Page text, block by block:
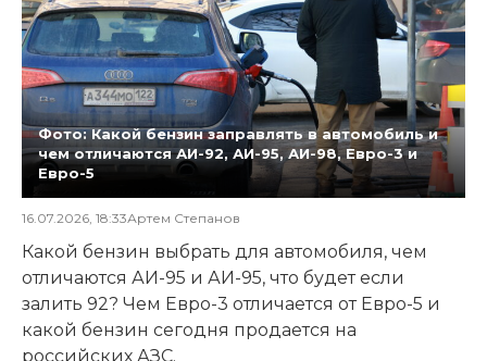
Фото: Какой бензин заправлять в автомобиль и
чем отличаются АИ-92, АИ-95, АИ-98, Евро-3 и
Евро-5
16.07.2026, 18:33Артем Степанов
Какой бензин выбрать для автомобиля, чем
отличаются АИ-95 и АИ-95, что будет если
залить 92? Чем Евро-3 отличается от Евро-5 и
какой бензин сегодня продается на
российских АЗС.